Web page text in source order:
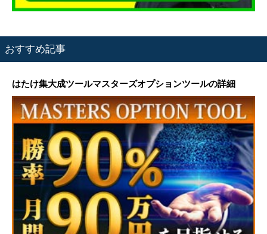
おすすめ記事
はたけ集大成ツールマスターズオプションツールの詳細